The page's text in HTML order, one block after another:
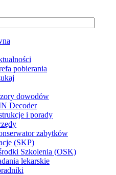
pobierania
dowodów
Decoder
i porady
zabytków
(SKP)
Szkolenia (OSK)
lekarskie